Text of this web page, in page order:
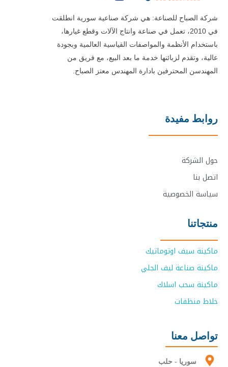
شركة الصباح للصناعة: هي شركة صناعية سورية انطلقت
في 2010، تعمل في صناعة وانتاج الآلات وقطع غيارها،
باستخدام الأنظمة والمواصفات القياسية العالمية وبجودة
عالية، وتقدم لزبائنها خدمة ما بعد البيع، مع فريق من
المهندسن المحترفين بادارة المهندس معتز الصباح.
روابط مفيدة
حول الشركة
اتصل بنا
سياسة الخصوصية
منتجاتنا
ماكينة سيف اوتوماتيك
ماكينة صناعة ليف الجلي
ماكينة سحب اسلاك
خلاط منظفات
تواصل معنا
سوريا - حلب